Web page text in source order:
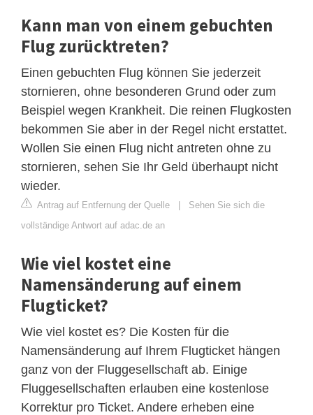
Kann man von einem gebuchten
Flug zurücktreten?
Einen gebuchten Flug können Sie jederzeit
stornieren, ohne besonderen Grund oder zum
Beispiel wegen Krankheit. Die reinen Flugkosten
bekommen Sie aber in der Regel nicht erstattet.
Wollen Sie einen Flug nicht antreten ohne zu
stornieren, sehen Sie Ihr Geld überhaupt nicht
wieder.
Antrag auf Entfernung der Quelle | Sehen Sie sich die
vollständige Antwort auf adac.de an
Wie viel kostet eine
Namensänderung auf einem
Flugticket?
Wie viel kostet es? Die Kosten für die
Namensänderung auf Ihrem Flugticket hängen
ganz von der Fluggesellschaft ab. Einige
Fluggesellschaften erlauben eine kostenlose
Korrektur pro Ticket. Andere erheben eine